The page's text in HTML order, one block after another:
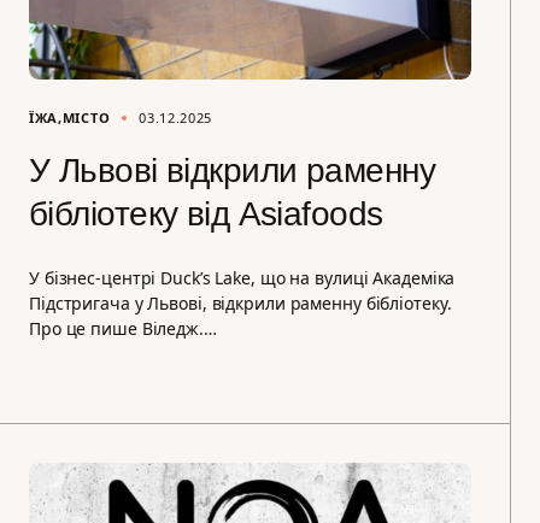
ЇЖА МІСТО 03.12.2025
У Львові відкрили раменну
бібліотеку від Asiafoods
У бізнес-центрі Duck’s Lake, що на вулиці Академіка
Підстригача у Львові, відкрили раменну бібліотеку.
Про це пише Віледж.…